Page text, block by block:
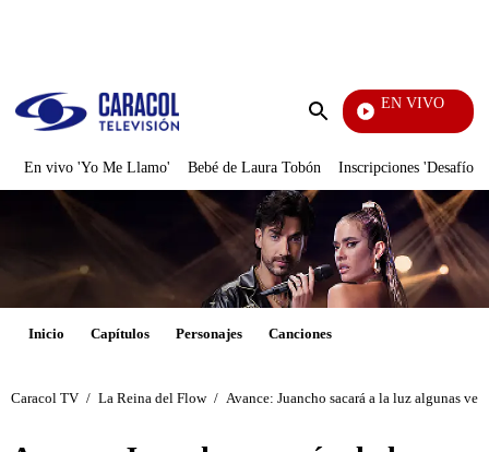
Enviar
EN VIVO
En vivo 'Yo Me Llamo' Bebé de Laura Tobón Inscripciones 'Desafío'
Inicio Capítulos Personajes Canciones
Caracol TV / La Reina del Flow / Avance: Juancho sacará a la luz algunas